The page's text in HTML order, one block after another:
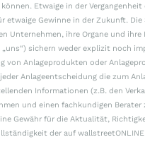
Etwaige in der
etwaige Gewinne in der Zukunft.
Unternehmen, ihre Organe und
„uns“) sichern weder explizit noch
von Anlageprodukten oder
Anlageentscheidung die zum
Informationen (z.B. den
und einen fachkundigen
Gewähr für die Aktualität,
der auf